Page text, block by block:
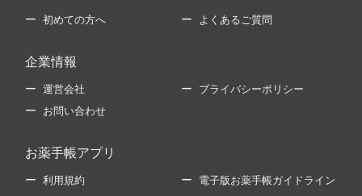
初めての方へ よくあるご質問
企業情報
運営会社 プライバシーポリシー
お問い合わせ
お薬手帳アプリ
利用規約 電子版お薬手帳ガイドライン